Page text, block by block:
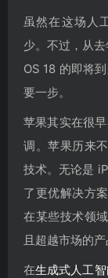
虽然在这场人
少。不过，从
OS 18 的即将
要一步。
苹果其实在很
调。苹果历来
技术。无论是
了更优解决方
在某些技术领
且超越市场的产
在生成式人工